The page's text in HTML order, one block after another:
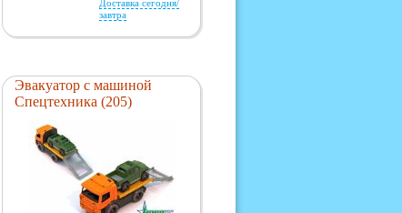
Доставка сегодня/
завтра
Эвакуатор с машиной
Спецтехника (205)